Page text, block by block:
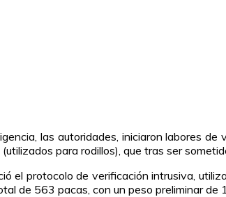
las autoridades, iniciaron labores
para rodillos), que tras ser
el protocolo de verificación intrusiva,
de 563 pacas, con un peso preliminar de